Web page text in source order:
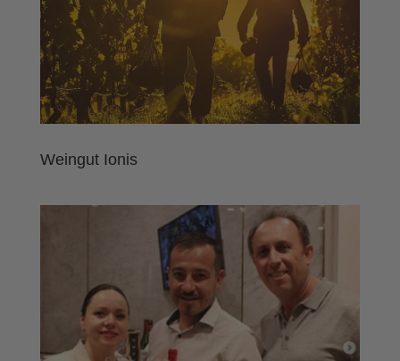
Weingut Ionis